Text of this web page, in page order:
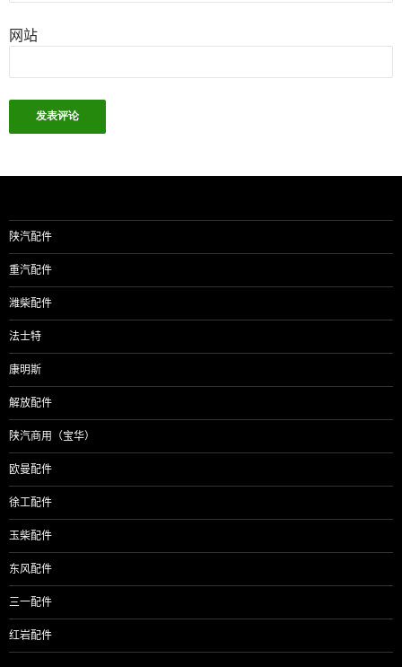
网站
陕汽配件
重汽配件
潍柴配件
法士特
康明斯
解放配件
陕汽商用（宝华）
欧曼配件
徐工配件
玉柴配件
东风配件
三一配件
红岩配件